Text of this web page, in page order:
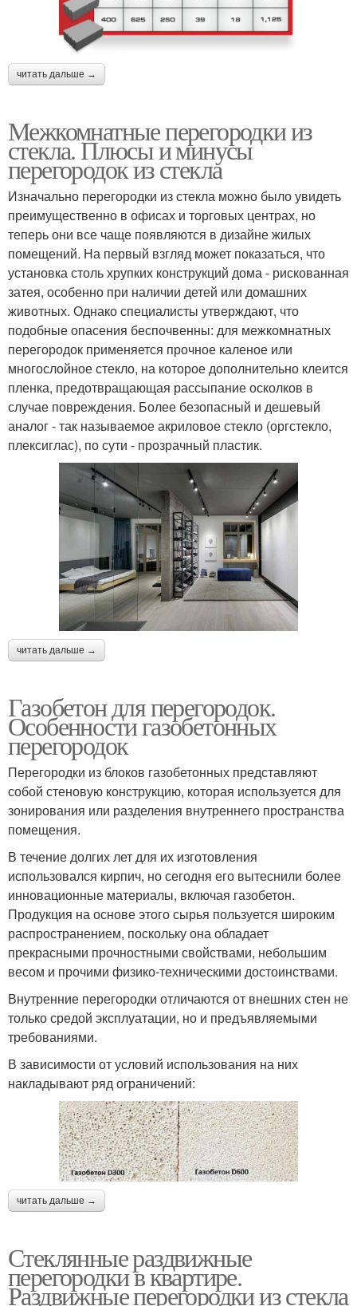
читать дальше →
Межкомнатные перегородки из
стекла. Плюсы и минусы
перегородок из стекла
Изначально перегородки из стекла можно было увидеть
преимущественно в офисах и торговых центрах, но
теперь они все чаще появляются в дизайне жилых
помещений. На первый взгляд может показаться, что
установка столь хрупких конструкций дома - рискованная
затея, особенно при наличии детей или домашних
животных. Однако специалисты утверждают, что
подобные опасения беспочвенны: для межкомнатных
перегородок применяется прочное каленое или
многослойное стекло, на которое дополнительно клеится
пленка, предотвращающая рассыпание осколков в
случае повреждения. Более безопасный и дешевый
аналог - так называемое акриловое стекло (оргстекло,
плексиглас), по сути - прозрачный пластик.
читать дальше →
Газобетон для перегородок.
Особенности газобетонных
перегородок
Перегородки из блоков газобетонных представляют
собой стеновую конструкцию, которая используется для
зонирования или разделения внутреннего пространства
помещения.
В течение долгих лет для их изготовления
использовался кирпич, но сегодня его вытеснили более
инновационные материалы, включая газобетон.
Продукция на основе этого сырья пользуется широким
распространением, поскольку она обладает
прекрасными прочностными свойствами, небольшим
весом и прочими физико-техническими достоинствами.
Внутренние перегородки отличаются от внешних стен не
только средой эксплуатации, но и предъявляемыми
требованиями.
В зависимости от условий использования на них
накладывают ряд ограничений:
читать дальше →
Стеклянные раздвижные
перегородки в квартире.
Раздвижные перегородки из стекла